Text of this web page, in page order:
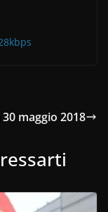
maggio 2018